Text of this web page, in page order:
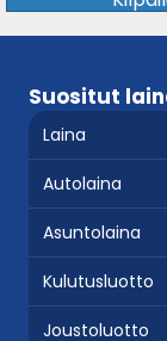
Suositut
Laina
Autolaina
Asuntolaina
Kulutusluotto
Joustoluotto